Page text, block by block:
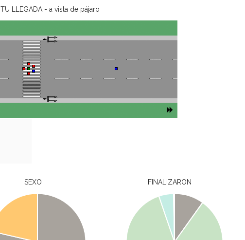
TU LLEGADA - a vista de pájaro
SEXO FINALIZARON